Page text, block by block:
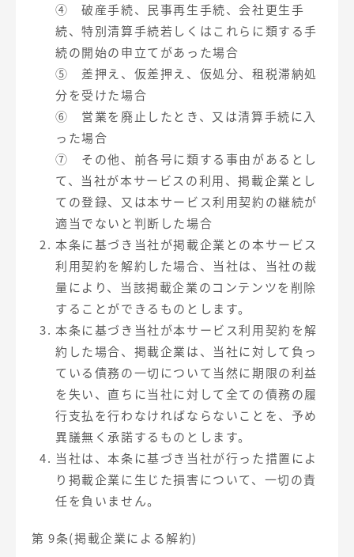
④ 破産手続、民事再生手続、会社更生手
続、特別清算手続若しくはこれらに類する手
続の開始の申立てがあった場合
⑤ 差押え、仮差押え、仮処分、租税滞納処
分を受けた場合
⑥ 営業を廃止したとき、又は清算手続に入
った場合
⑦ その他、前各号に類する事由があるとし
て、当社が本サービスの利用、掲載企業とし
ての登録、又は本サービス利用契約の継続が
適当でないと判断した場合
本条に基づき当社が掲載企業との本サービス
利用契約を解約した場合、当社は、当社の裁
量により、当該掲載企業のコンテンツを削除
することができるものとします。
本条に基づき当社が本サービス利用契約を解
約した場合、掲載企業は、当社に対して負っ
ている債務の一切について当然に期限の利益
を失い、直ちに当社に対して全ての債務の履
行支払を行わなければならないことを、予め
異議無く承諾するものとします。
当社は、本条に基づき当社が行った措置によ
り掲載企業に生じた損害について、一切の責
任を負いません。
第 9条(掲載企業による解約)